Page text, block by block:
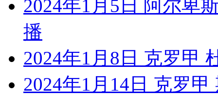
2024年1月5日 阿尔卑
播
2024年1月8日 克罗甲
2024年1月14日 克罗